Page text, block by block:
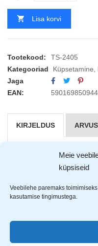
Meie
küpsiseid
Veebilehe paremaks
kasutamise tingimustega.
Lisa korvi
Tootekood:
TS-2405
Kategooriad
Küpsetamine
Jaga
EAN:
KIRJELDUS
graniitkattega pott
Täisinduktsioon põhi
ühtlaselt